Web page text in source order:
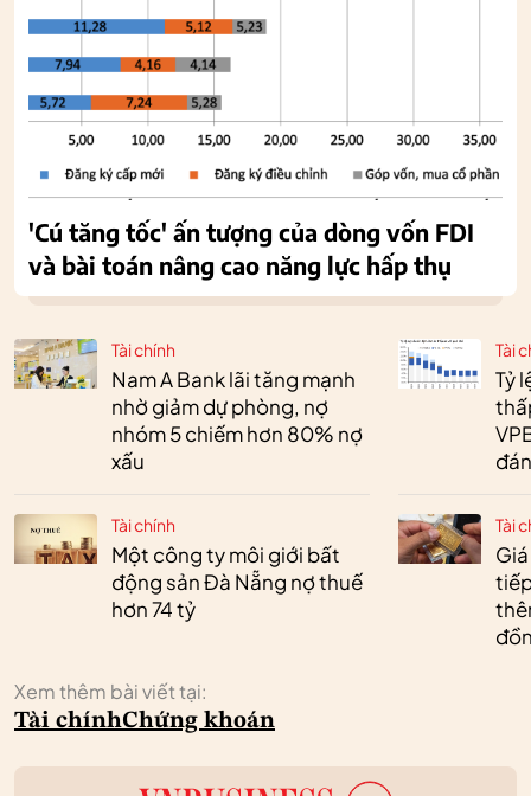
Tài chính
Nam A Bank lãi tăng mạnh
nhờ giảm dự phòng, nợ
nhóm 5 chiếm hơn 80% nợ
xấu
Tài chính
Một công ty môi giới bất
động sản Đà Nẵng nợ thuế
hơn 74 tỷ
Tài
Tỷ
Tài
Xem thêm bài viết tại:
Tài chínhChứng khoán
'Cú tăng tốc' ấn tượng của dòng vốn FDI
và bài toán nâng cao năng lực hấp thụ